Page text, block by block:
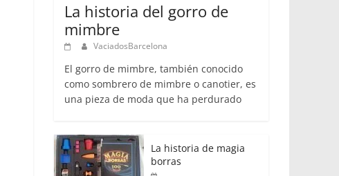
La historia del gorro de
mimbre
VaciadosBarcelona
El gorro de mimbre, también conocido
como sombrero de mimbre o canotier, es
una pieza de moda que ha perdurado
La historia de magia
borras